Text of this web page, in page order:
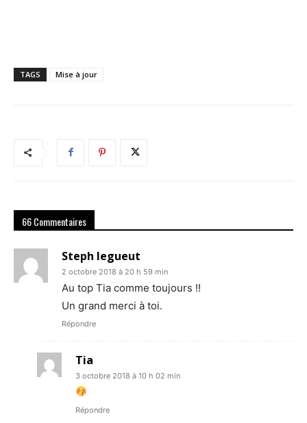
TAGS Mise à jour
66 Commentaires
Steph legueut
2 octobre 2018 à 20 h 59 min
Au top Tia comme toujours !!
Un grand merci à toi.
Répondre
Tia
3 octobre 2018 à 10 h 02 min
Répondre